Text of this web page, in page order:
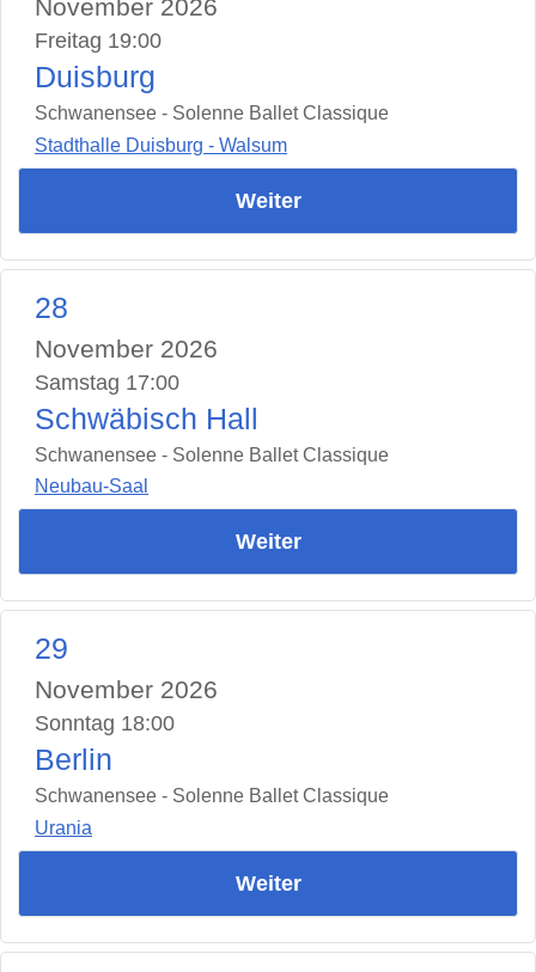
November 2026
Freitag 19:00
Duisburg
Schwanensee - Solenne Ballet Classique
Stadthalle Duisburg - Walsum
Weiter
28
November 2026
Samstag 17:00
Schwäbisch Hall
Schwanensee - Solenne Ballet Classique
Neubau-Saal
Weiter
29
November 2026
Sonntag 18:00
Berlin
Schwanensee - Solenne Ballet Classique
Urania
Weiter